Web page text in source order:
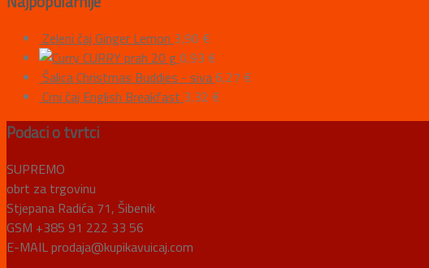
Zeleni čaj Ginger Lemon 3,90 €
CURRY prah 20 g 0,93 €
Šalica Christmas Buddies - siva6,27 €
Crni čaj English Breakfast 3,32 €
Podaci o tvrtci
SUPREMO
obrt za trgovinu
Stjepana Radića 71, Šibenik
GSM +385 91 222 33 56
E-MAIL prodaja@kupikavuicaj.com